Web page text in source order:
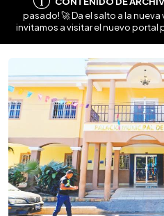
pasado! 🚀 Da el salto a la nueva
invitamos a visitar el nuevo